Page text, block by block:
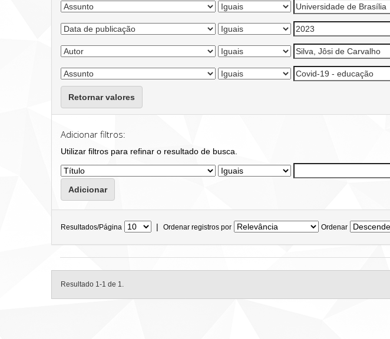
Retornar valores
Adicionar filtros:
Utilizar filtros para refinar o resultado de busca.
Resultados/Página | Ordenar registros por Ordenar
Resultado 1-1 de 1.